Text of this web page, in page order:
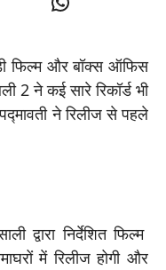
फिल्म और बॉक्स ऑफिस
2 ने कई सारे रिकॉर्ड भी
ने रिलीज से पहले
द्वारा निर्देशित फिल्म
में रिलीज होगी और